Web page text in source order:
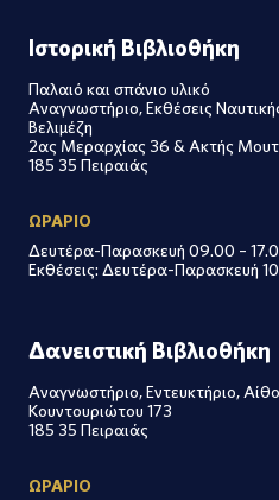
Ιστορική Βιβλιοθήκη
Παλαιό και σπάνιο υλικό
Αναγνωστήριο, Εκθέσεις
Βελιμέζη
2ας Μεραρχίας 36 & Ακτής
185 35 Πειραιάς
ΩΡΑΡΙΟ
Δευτέρα-Παρασκευή 09.00 –
Εκθέσεις: Δευτέρα-Παρασκευή
Δανειστική Βιβλιοθήκη
Αναγνωστήριο, Εντευκτήριο,
Κουντουριώτου 173
185 35 Πειραιάς
ΩΡΑΡΙΟ